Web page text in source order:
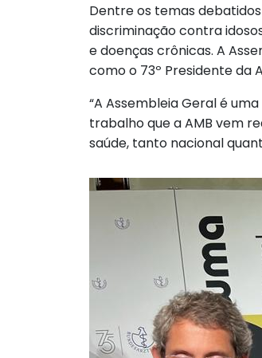
Dentre os temas
discriminação contra
e doenças crônicas. A
como o 73º Presidente da
“A Assembleia Geral é
trabalho que a AMB vem
saúde, tanto nacional